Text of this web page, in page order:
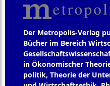
Der Metropolis-Verlag
Bücher im Bereich
in Ökonomischer
politik, Theorie der